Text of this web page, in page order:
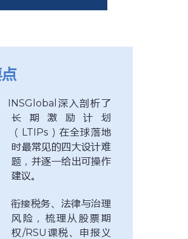
INSGlobal深入剖析了
长期激励计划
（LTIPs）在全球落地
时最常见的四大设计难
题，并逐一给出可操作
建议。
衔接税务、法律与治理
风险，梳理从股票期
权/RSU课税、申报义